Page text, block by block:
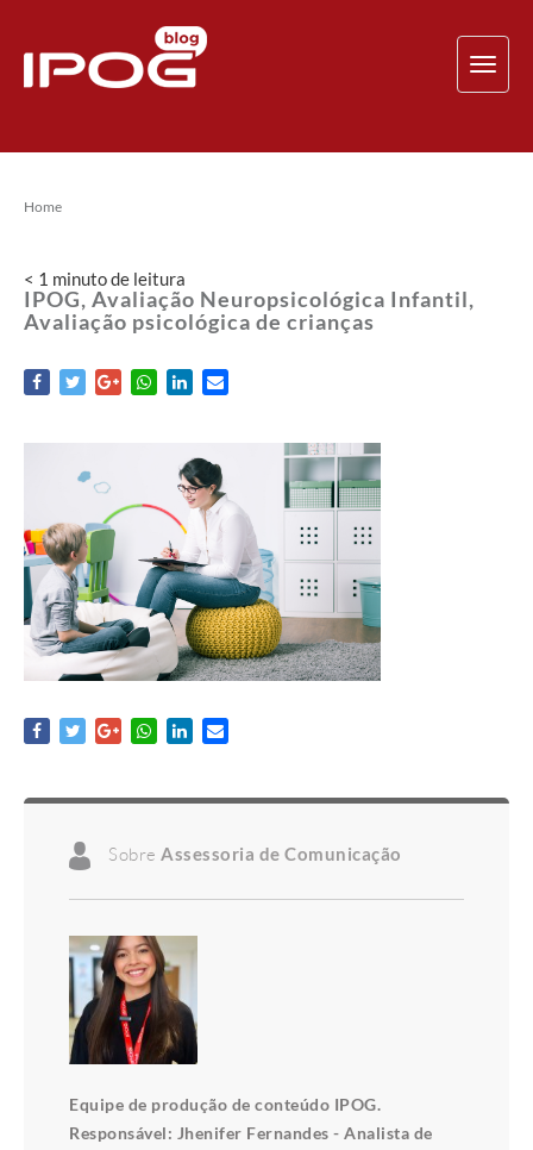
Home
< 1 minutode leitura
IPOG, Avaliação Neuropsicológica Infantil,
Avaliação psicológica de crianças
Sobre Assessoria de Comunicação
Equipe de produção de conteúdo IPOG.
Responsável: Jhenifer Fernandes - Analista de